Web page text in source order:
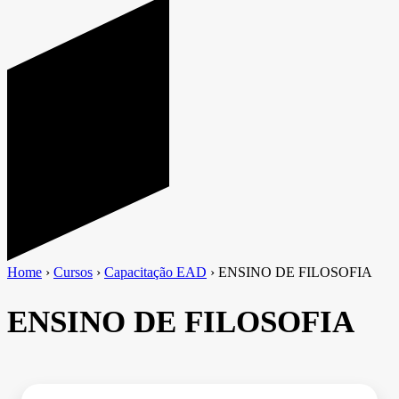
Home › Cursos › Capacitação EAD › ENSINO DE FILOSOFIA
ENSINO DE FILOSOFIA